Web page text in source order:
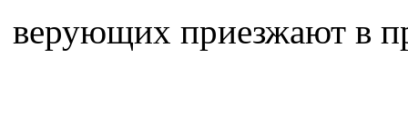
верующих приезжают в